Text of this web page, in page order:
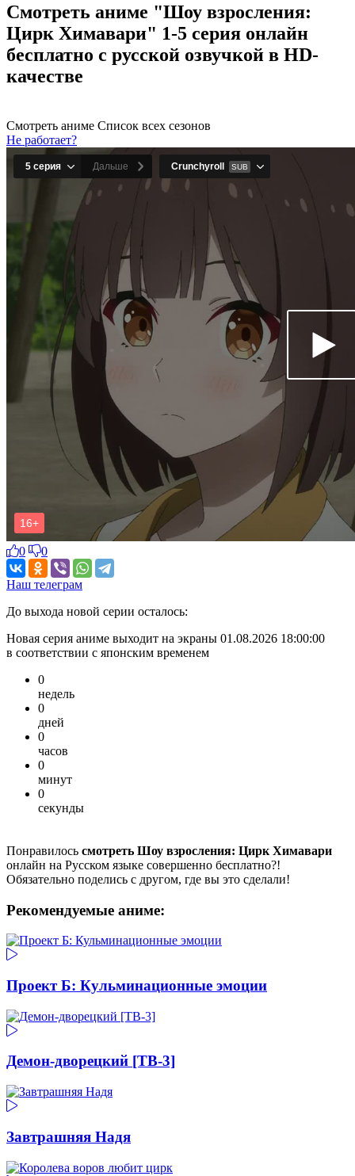
Смотреть аниме "Шоу взросления:
Цирк Химавари" 1-5 серия онлайн
бесплатно с русской озвучкой в HD-
качестве
Смотреть аниме Список всех сезонов
Не работает?
0 0
Наш телеграм
До выхода новой серии осталось:
Новая серия аниме выходит на экраны 01.08.2026 18:00:00
в соответствии c японским временем
0
недель
0
дней
0
часов
0
минут
0
секунды
Понравилось смотреть Шоу взросления: Цирк Химавари
онлайн на Русском языке совершенно бесплатно?!
Обязательно поделись с другом, где вы это сделали!
Рекомендуемые аниме:
Проект Б: Кульминационные эмоции
Демон-дворецкий [ТВ-3]
Завтрашняя Надя